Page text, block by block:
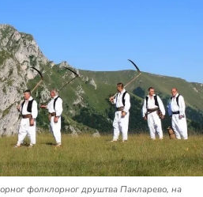
фолклорног друштва Пакларево, на